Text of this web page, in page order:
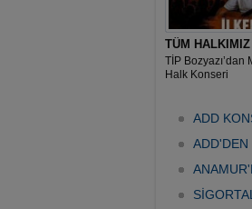
TÜM
TİP Bozyazı’dan
Halk Konseri
ADD
ADD'DEN